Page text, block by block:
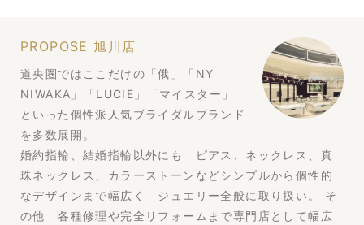
PROPOSE 旭川店
道央圏ではここだけの「俄」「NY
NIWAKA」「LUCIE」「マイスター」
といった個性派人気ブライダルブランド
を多数展開。
婚約指輪、結婚指輪以外にも ピアス、ネックレス、真
珠ネックレス、カラーストーンなどシンプルから個性的
なデザインまで幅広く ジュエリー全般に取り扱い。 そ
の他 各種修理や完全リフォームまで専門店として幅広